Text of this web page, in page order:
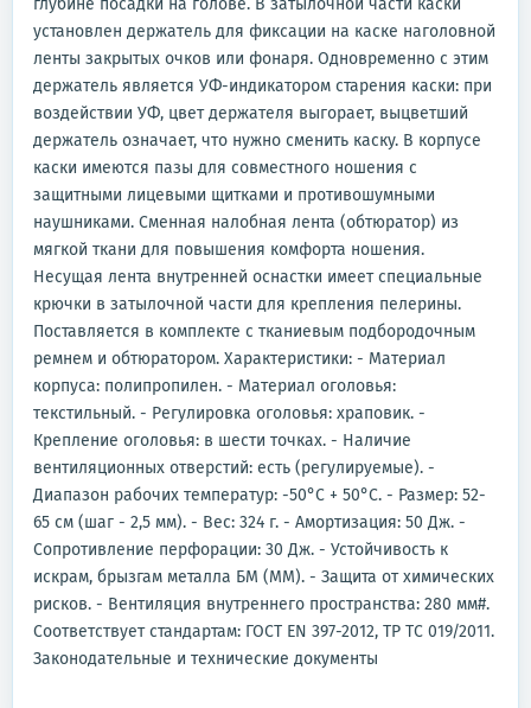
глубине посадки на голове. В затылочной части каски
установлен держатель для фиксации на каске наголовной
ленты закрытых очков или фонаря. Одновременно с этим
держатель является УФ-индикатором старения каски: при
воздействии УФ, цвет держателя выгорает, выцветший
держатель означает, что нужно сменить каску. В корпусе
каски имеются пазы для совместного ношения с
защитными лицевыми щитками и противошумными
наушниками. Сменная налобная лента (обтюратор) из
мягкой ткани для повышения комфорта ношения.
Несущая лента внутренней оснастки имеет специальные
крючки в затылочной части для крепления пелерины.
Поставляется в комплекте с тканиевым подбородочным
ремнем и обтюратором. Характеристики: - Материал
корпуса: полипропилен. - Материал оголовья:
текстильный. - Регулировка оголовья: храповик. -
Крепление оголовья: в шести точках. - Наличие
вентиляционных отверстий: есть (регулируемые). -
Диапазон рабочих температур: -50°C + 50°C. - Размер: 52-
65 см (шаг - 2,5 мм). - Вес: 324 г. - Амортизация: 50 Дж. -
Сопротивление перфорации: 30 Дж. - Устойчивость к
искрам, брызгам металла БМ (ММ). - Защита от химических
рисков. - Вентиляция внутреннего пространства: 280 мм#.
Соответствует стандартам: ГОСТ EN 397-2012, ТР ТС 019/2011.
Законодательные и технические документы